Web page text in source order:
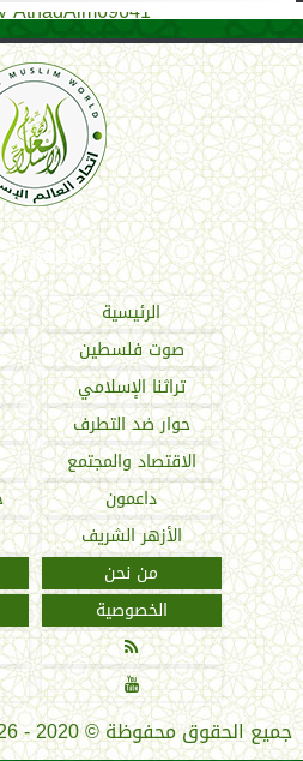
AthadAlm69641
اتحاد العالم
الرئيسية
صوت فلسطين
تراثنا الإسلامي
حوار ضد التطرف
الاقتصاد والمجتمع
داعمون
الأزهر الشريف
من نحن
الخصوصية


جميع الحقوق محفوظة©2020 - 2026 - اتحاد العالم الإسلامي